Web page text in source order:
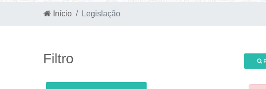
Início Legislação
Filtro